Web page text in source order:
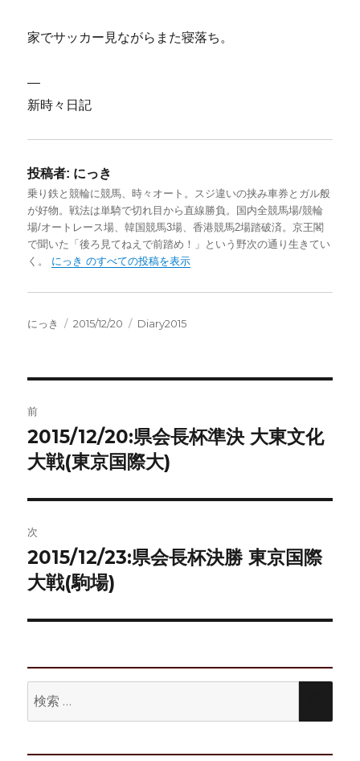
家でサッカー見ながらまた寝落ち。
—
新時々日記
投稿者: にっき
乗り鉄と競輪に競馬、時々オート。スジ違いの挟み車券とガル般
が好物。戦法は単騎で切れ目から直線勝負。国内全競馬場/競輪
場/オートレース場、韓国競馬3場、香港競馬2場踏破済。京王閣
で聞いた「後ろ見てねえで前踏め！」という野次の通り生きてい
く。 にっき のすべての投稿を表示
投
にっき
投
2015/12/20
カ
Diary2015
稿
ナ
ビ
ゲ
ー
シ
ン
前
前
の
稿:
2015/12/20:県会長杯準決 大東文化
大戦(東京国際大)
次
次
の
稿:
2015/12/23:県会長杯決勝 東京国際
大戦(駒場)
索